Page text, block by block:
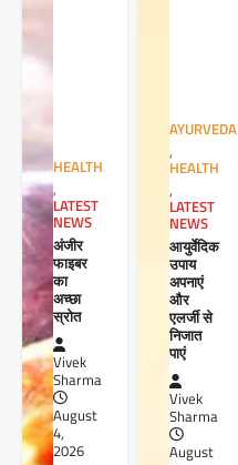
HEALTH
,
LATEST
NEWS
अंजीर
फाइबर
का
अच्छा
स्रोत
Vivek
Sharma
August
4,
2026
AYURVEDA
,
HEALTH
,
LATEST
NEWS
आयुर्वेदिक
उपाय
अपनाएं
और
एलर्जी से
निजात
पाएं
Vivek
Sharma
August